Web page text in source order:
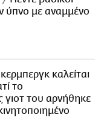
ύπνο με αναμμένο
καλείται
το
γιοτ του αρνήθηκε